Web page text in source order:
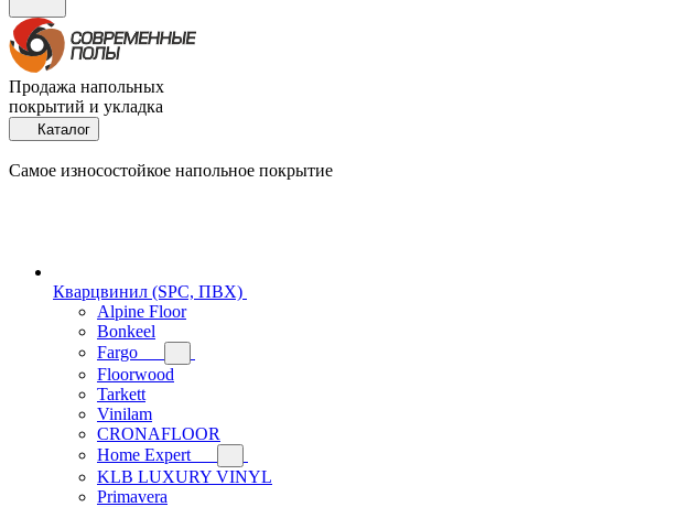
Продажа напольных
покрытий и укладка
Каталог
Самое износостойкое напольное покрытие
Кварцвинил (SPC, ПВХ)
Alpine Floor
Bonkeel
Fargo
Floorwood
Tarkett
Vinilam
CRONAFLOOR
Home Expert
KLB LUXURY VINYL
Primavera